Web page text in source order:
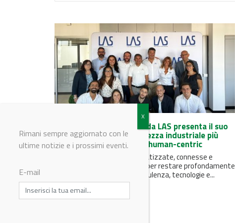
A SPS Italia 2026, l'azienda LAS presenta il suo
Ecosistema per una sicurezza industriale più
integrata, continuativa e human-centric
Fabbriche sempre più automatizzate, connesse e
performanti, ma progettate per restare profondamente
umane: un modello in cui consulenza, tecnologie e...
Rimani sempre aggiornato con le
ultime notizie e i prossimi eventi.
E-mail